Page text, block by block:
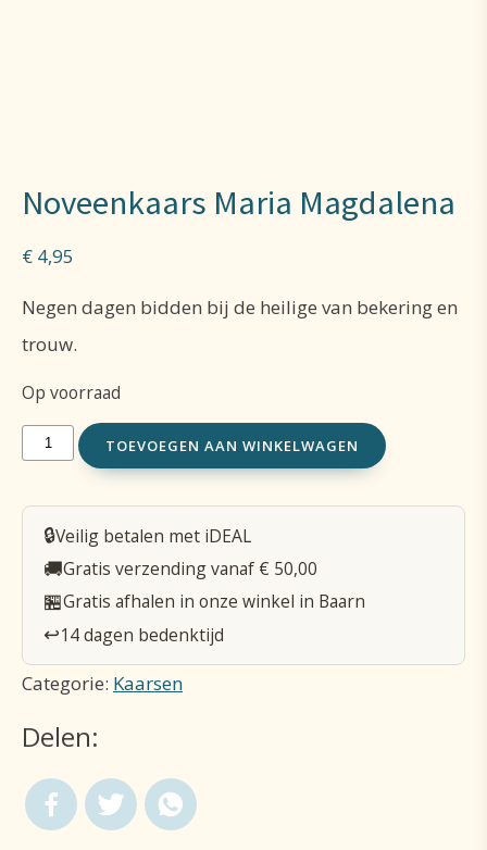
Noveenkaars Maria Magdalena
€ 4,95
Negen dagen bidden bij de heilige van bekering en
trouw.
Op voorraad
Noveenkaars
Magdalena
aantal
TOEVOEGEN AAN WINKELWAGEN
🔒Veilig betalen met iDEAL
🚚Gratis verzending vanaf € 50,00
🏪Gratis afhalen in onze winkel in Baarn
↩️14 dagen bedenktijd
Categorie: Kaarsen
Delen: